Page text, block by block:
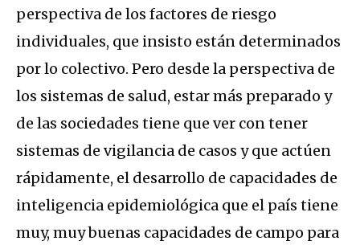
perspectiva de los factores de riesgo
individuales, que insisto están determinados
por lo colectivo. Pero desde la perspectiva de
los sistemas de salud, estar más preparado y
de las sociedades tiene que ver con tener
sistemas de vigilancia de casos y que actúen
rápidamente, el desarrollo de capacidades de
inteligencia epidemiológica que el país tiene
muy, muy buenas capacidades de campo para